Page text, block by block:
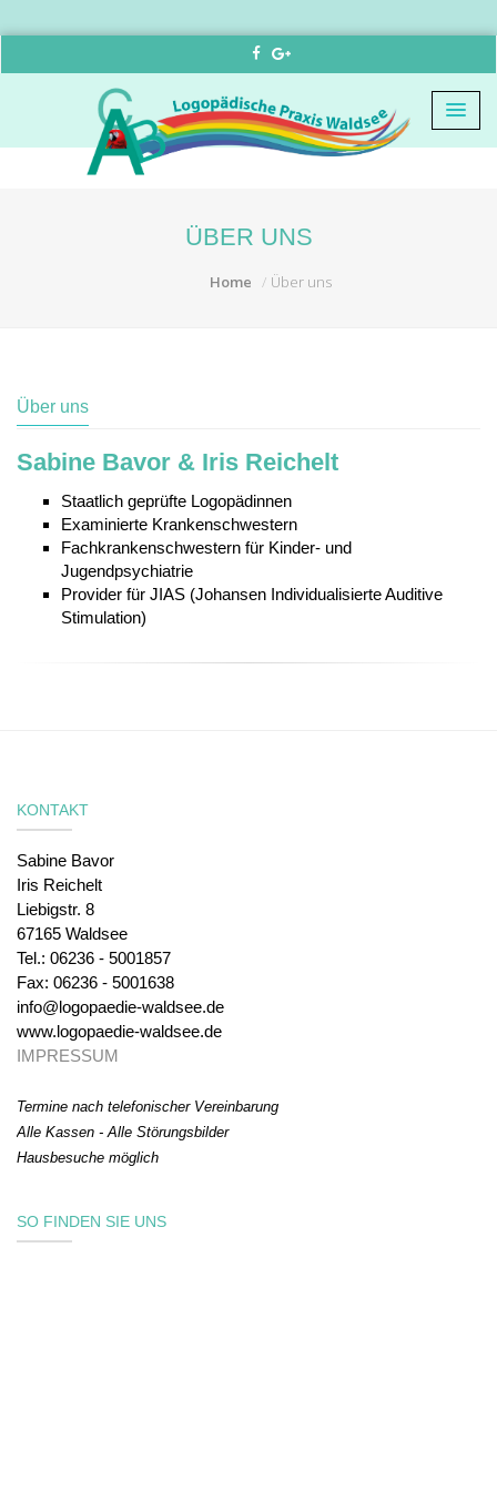
ÜBER UNS
Home Über uns
Über uns
Sabine Bavor & Iris Reichelt
Staatlich geprüfte Logopädinnen
Examinierte Krankenschwestern
Fachkrankenschwestern für Kinder- und
Jugendpsychiatrie
Provider für JIAS (Johansen Individualisierte Auditive
Stimulation)
KONTAKT
Sabine Bavor
Iris Reichelt
Liebigstr. 8
67165 Waldsee
Tel.: 06236 - 5001857
Fax: 06236 - 5001638
info@logopaedie-waldsee.de
www.logopaedie-waldsee.de
IMPRESSUM
Termine nach telefonischer Vereinbarung
Alle Kassen - Alle Störungsbilder
Hausbesuche möglich
SO FINDEN SIE UNS